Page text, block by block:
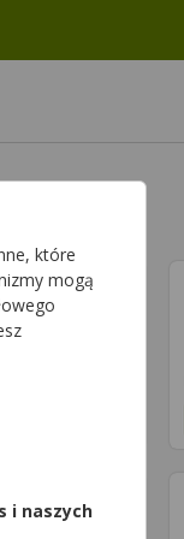
Ubranie
do
które
mogą
i naszych